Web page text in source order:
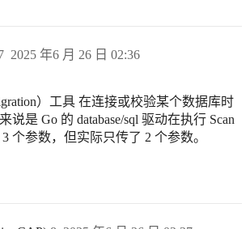
2025 年6 月 26 日 02:36
）工具 在连接或校验某个数据库时
说是 Go 的 database/sql 驱动在执行 Scan
个参数，但实际只传了 2 个参数。